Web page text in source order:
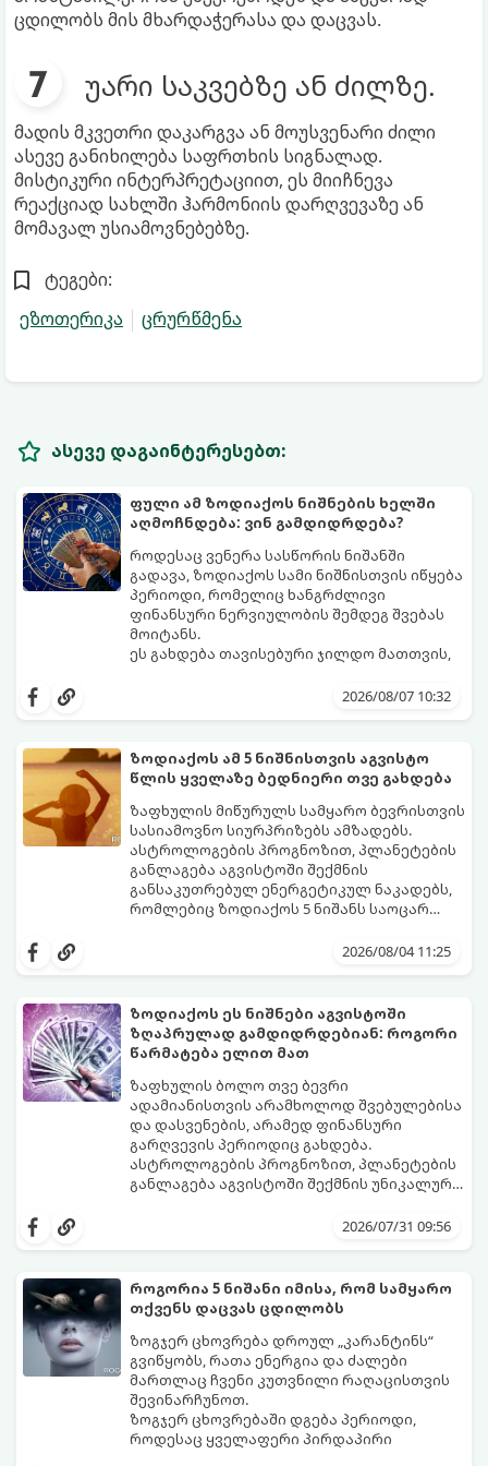
ცდილობს მის მხარდაჭერასა და დაცვას.
უარი საკვებზე ან ძილზე.
მადის მკვეთრი დაკარგვა ან მოუსვენარი ძილი
ასევე განიხილება საფრთხის სიგნალად.
მისტიკური ინტერპრეტაციით, ეს მიიჩნევა
რეაქციად სახლში ჰარმონიის დარღვევაზე ან
მომავალ უსიამოვნებებზე.
ტეგები:
ეზოთერიკა
ცრურწმენა
ასევე დაგაინტერესებთ:
ფული ამ ზოდიაქოს ნიშნების ხელში
აღმოჩნდება: ვინ გამდიდრდება?
როდესაც ვენერა სასწორის ნიშანში
გადავა, ზოდიაქოს სამი ნიშნისთვის იწყება
პერიოდი, რომელიც ხანგრძლივი
ფინანსური ნერვიულობის შემდეგ შვებას
მოიტანს.
ეს გახდება თავისებური ჯილდო მათთვის,
იჩენდა და სირთულეების მიუხედავად წინ
სურვილების გადადებასა და ხარჯების
მკაცრ კონტროლს. თუმცა, ახლა სიტუაცია
თანდათან შეიცვლება.
პრობლემები, რომლებიც უსასრულო
გეგონათ, უკან დაიხევს, ამასთან ერთად კი
გაჩნდება მეტი ნდობა მომავლის მიმართ.
რთული პერიოდის შემდეგ ეს ნიშნები
შეძლებენ ამოისუნთქონ და დაინახონ
ახალი შესაძლებლობები.
2026/08/07 10:32
ზოდიაქოს ამ 5 ნიშნისთვის აგვისტო
წლის ყველაზე ბედნიერი თვე გახდება
ზაფხულის მიწურულს სამყარო ბევრისთვის
სასიამოვნო სიურპრიზებს ამზადებს.
ასტროლოგების პროგნოზით, პლანეტების
განლაგება აგვისტოში შექმნის
განსაკუთრებულ ენერგეტიკულ ნაკადებს,
რომლებიც ზოდიაქოს 5 ნიშანს საოცარ
ყველაზე ბედნიერი თვე აღმოჩნდება.
2026/08/04 11:25
ზოდიაქოს ეს ნიშნები აგვისტოში
ზღაპრულად გამდიდრდებიან: როგორი
წარმატება ელით მათ
ზაფხულის ბოლო თვე ბევრი
ადამიანისთვის არამხოლოდ შვებულებისა
და დასვენების, არამედ ფინანსური
გარღვევის პერიოდიც გახდება.
ასტროლოგების პროგნოზით, პლანეტების
განლაგება აგვისტოში შექმნის უნიკალურ
ზოდიაქოს 4 ნიშანს ფინანსური წარმატების
შორის, ვისაც აგვისტოში ფინანსური
2026/07/31 09:56
როგორია 5 ნიშანი იმისა, რომ სამყარო
თქვენს დაცვას ცდილობს
ზოგჯერ ცხოვრება დროულ „კარანტინს“
გვიწყობს, რათა ენერგია და ძალები
მართლაც ჩვენი კუთვნილი რაღაცისთვის
შევინარჩუნოთ.
ზოგჯერ ცხოვრებაში დგება პერიოდი,
როდესაც ყველაფერი პირდაპირი